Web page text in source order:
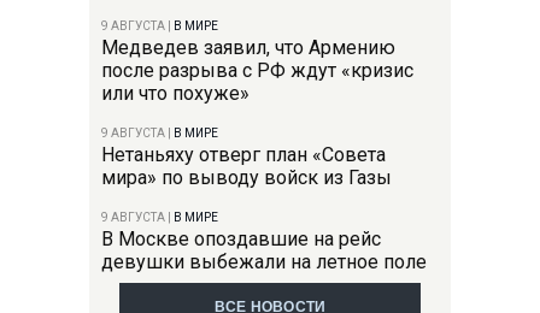
9 АВГУСТА В МИРЕ
Медведев заявил, что Армению
после разрыва с РФ ждут «кризис
или что похуже»
9 АВГУСТА В МИРЕ
Нетаньяху отверг план «Совета
мира» по выводу войск из Газы
9 АВГУСТА В МИРЕ
В Москве опоздавшие на рейс
девушки выбежали на летное поле
ВСЕ НОВОСТИ